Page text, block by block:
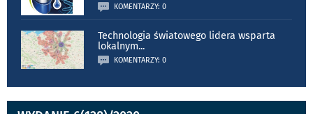
KOMENTARZY: 0
Technologia światowego lidera wsparta
lokalnym...
KOMENTARZY: 0